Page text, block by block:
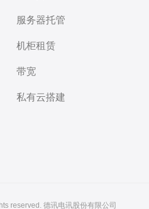
服务器托管
机柜租赁
带宽
私有云搭建
reserved. 德讯电讯股份有限公司